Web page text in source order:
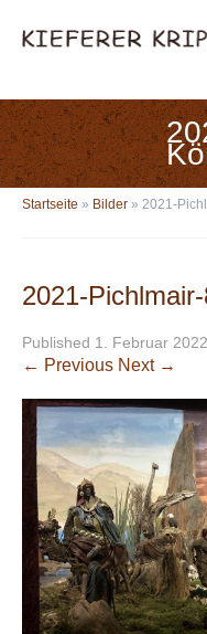
Startseite » Bilder » 2021-
2021-
Published 1. Februar 2022
← Previous Next →